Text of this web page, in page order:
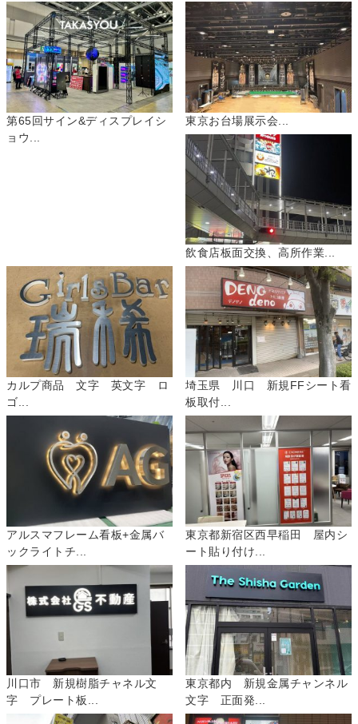
第65回サイン&ディスプレイシ
ョウ...
東京お台場展示会...
飲食店板面交換、高所作業...
カルプ商品 文字 英文字 ロ
ゴ...
埼玉県 川口 新規FFシート看
板取付...
アルスマフレーム看板+金属バ
ックライトチ...
東京都新宿区西早稲田 屋内シ
ート貼り付け...
川口市 新規樹脂チャネル文
字 プレート板...
東京都内 新規金属チャンネル
文字 正面発...